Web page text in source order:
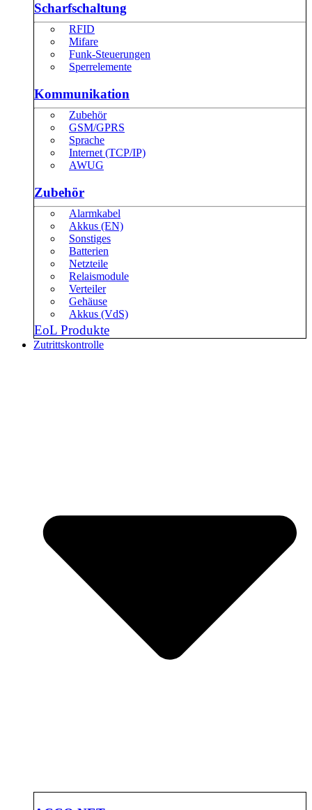
Scharfschaltung
RFID
Mifare
Funk-Steuerungen
Sperrelemente
Kommunikation
Zubehör
GSM/GPRS
Sprache
Internet (TCP/IP)
AWUG
Zubehör
Alarmkabel
Akkus (EN)
Sonstiges
Batterien
Netzteile
Relaismodule
Verteiler
Gehäuse
Akkus (VdS)
EoL Produkte
Zutrittskontrolle